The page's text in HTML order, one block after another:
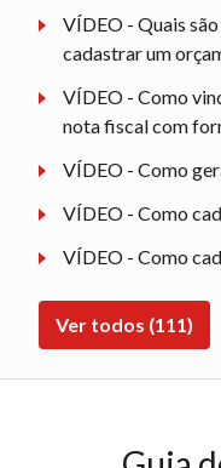
VÍDEO - Quais
cadastrar um
VÍDEO - Como
nota fiscal com
VÍDEO - Como
VÍDEO - Como
VÍDEO - Como
Ver todos (111)